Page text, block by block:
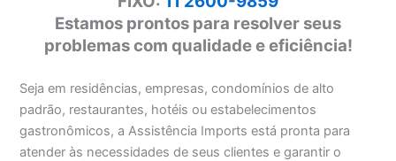
Estamos prontos para resolver seus
problemas com qualidade e eficiência!
Seja em residências, empresas, condomínios de alto
padrão, restaurantes, hotéis ou estabelecimentos
gastronômicos, a Assistência Imports está pronta para
atender às necessidades de seus clientes e garantir o